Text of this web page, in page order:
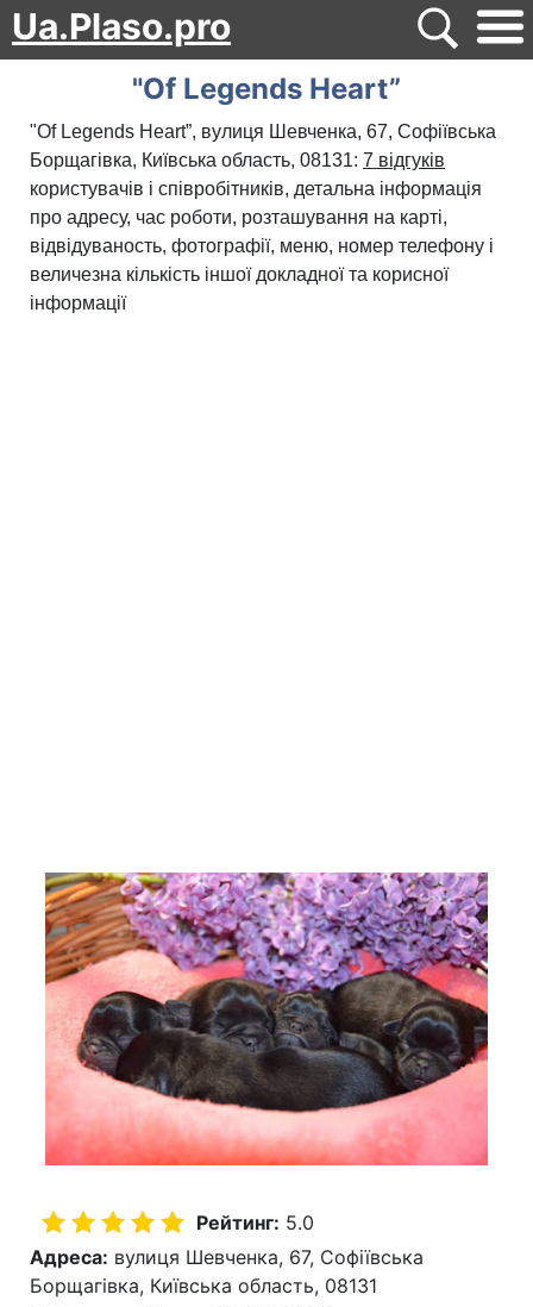
Ua.Plaso.pro
"Of Legends Heart”
"Of Legends Heart”, вулиця Шевченка, 67, Софіївська
Борщагівка, Київська область, 08131: 7 відгуків
користувачів і співробітників, детальна інформація
про адресу, час роботи, розташування на карті,
відвідуваность, фотографії, меню, номер телефону і
величезна кількість іншої докладної та корисної
інформації
Рейтинг: 5.0
Адреса: вулиця Шевченка, 67, Софіївська
Борщагівка, Київська область, 08131